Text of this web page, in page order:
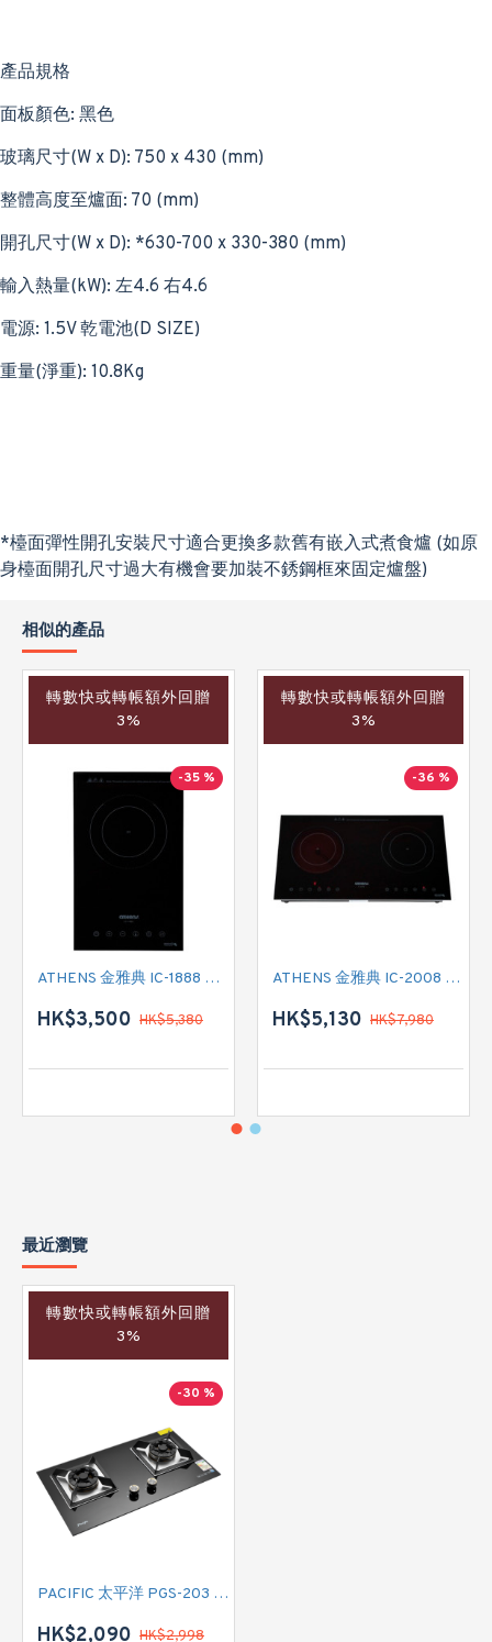
產品規格
面板顏色: 黑色
玻璃尺寸(W x D): 750 x 430 (mm)
整體高度至爐面: 70 (mm)
開孔尺寸(W x D): *630-700 x 330-380 (mm)
輸入熱量(kW): 左4.6 右4.6
電源: 1.5V 乾電池(D SIZE)
重量(淨重): 10.8Kg
*檯面彈性開孔安裝尺寸適合更換多款舊有嵌入式煮食爐 (如原
身檯面開孔尺寸過大有機會要加裝不銹鋼框來固定爐盤)
相似的產品
轉數快或轉帳額外回贈
3%
-35 %
ATHENS 金雅典 IC-1888 單頭電磁爐
HK$3,500 HK$5,380
轉數快或轉帳額外回贈
3%
-36 %
ATHENS 金雅典 IC-2008 雙頭電磁/電陶二合一
HK$5,130 HK$7,980
最近瀏覽
轉數快或轉帳額外回贈
3%
-30 %
PACIFIC 太平洋 PGS-203 LPG 嵌入式雙頭石油氣煮食爐
HK$2,090 HK$2,998